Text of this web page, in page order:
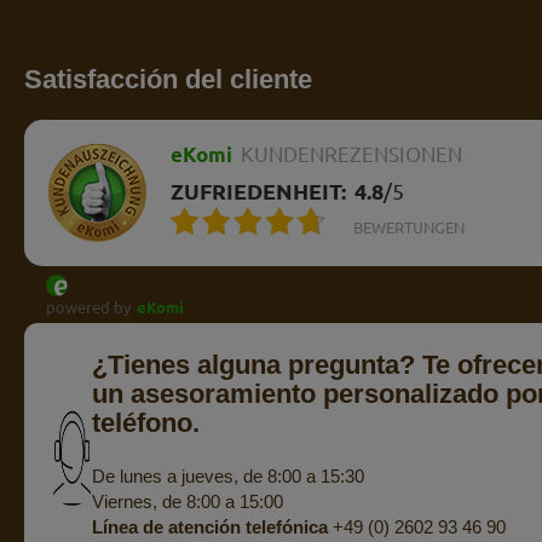
Satisfacción del cliente
eKomi KUNDENREZENSIONEN
ZUFRIEDENHEIT: 4.8/5
BEWERTUNGEN
powered by eKomi
¿Tienes alguna pregunta? Te
un asesoramiento personalizado
teléfono.
De lunes a jueves, de 8:00 a 15:30
Viernes, de 8:00 a 15:00
Línea de atención telefónica +49 (0) 2602 93 46 90